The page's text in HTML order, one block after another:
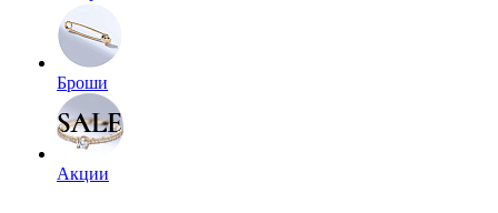
Броши
Акции